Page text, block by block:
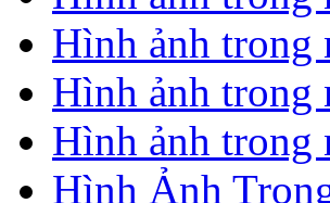
Hình ảnh trong
Hình ảnh trong
Hình ảnh trong
Hình Ảnh